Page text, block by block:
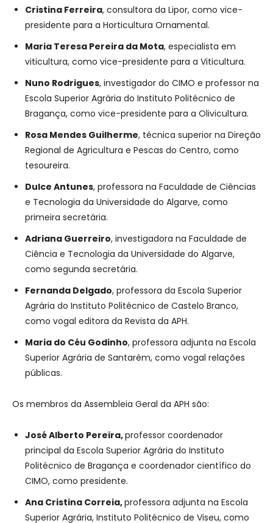
Cristina Ferreira, consultora da Lipor, como vice-
presidente para a Horticultura Ornamental.
Maria Teresa Pereira da Mota, especialista em
viticultura, como vice-presidente para a Viticultura.
Nuno Rodrigues, investigador do CIMO e professor na
Escola Superior Agrária do Instituto Politécnico de
Bragança, como vice-presidente para a Olivicultura.
Rosa Mendes Guilherme, técnica superior na Direção
Regional de Agricultura e Pescas do Centro, como
tesoureira.
Dulce Antunes, professora na Faculdade de Ciências
e Tecnologia da Universidade do Algarve, como
primeira secretária.
Adriana Guerreiro, investigadora na Faculdade de
Ciência e Tecnologia da Universidade do Algarve,
como segunda secretária.
Fernanda Delgado, professora da Escola Superior
Agrária do Instituto Politécnico de Castelo Branco,
como vogal editora da Revista da APH.
Maria do Céu Godinho, professora adjunta na Escola
Superior Agrária de Santarém, como vogal relações
públicas.
Os membros da Assembleia Geral da APH são:
José Alberto Pereira,professor coordenador
principal da Escola Superior Agrária do Instituto
Politécnico de Bragança e coordenador científico do
CIMO, como presidente.
Ana Cristina Correia,professora adjunta na Escola
Superior Agrária, Instituto Politécnico de Viseu, como